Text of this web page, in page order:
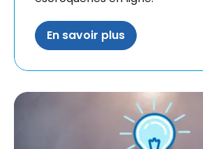
En savoir plus